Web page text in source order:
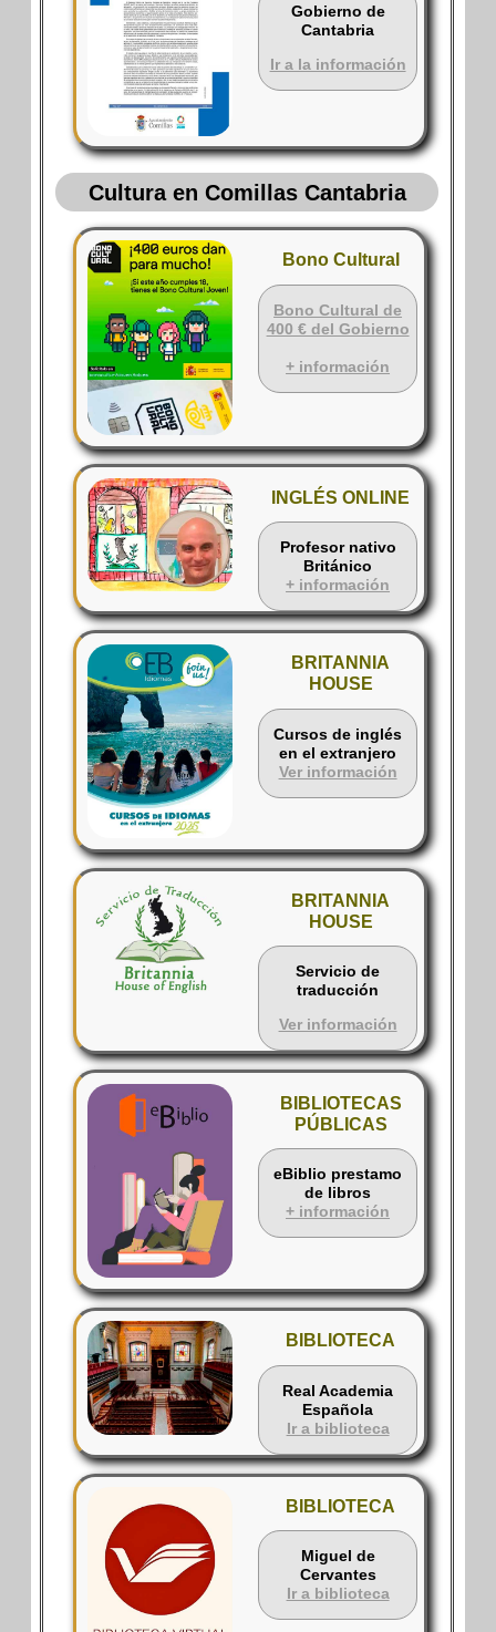
Gobierno de
Cantabria
Ir a la información
Cultura en Comillas Cantabria
Bono Cultural
Bono Cultural de
400 € del Gobierno
+ información
INGLÉS ONLINE
Profesor nativo
Británico
+ información
BRITANNIA
HOUSE
Cursos de inglés
en el extranjero
Ver información
BRITANNIA
HOUSE
Servicio de
traducción
Ver información
BIBLIOTECAS
PÚBLICAS
eBiblio prestamo
de libros
+ información
BIBLIOTECA
Real Academia
Española
Ir a biblioteca
BIBLIOTECA
Miguel de
Cervantes
Ir a biblioteca